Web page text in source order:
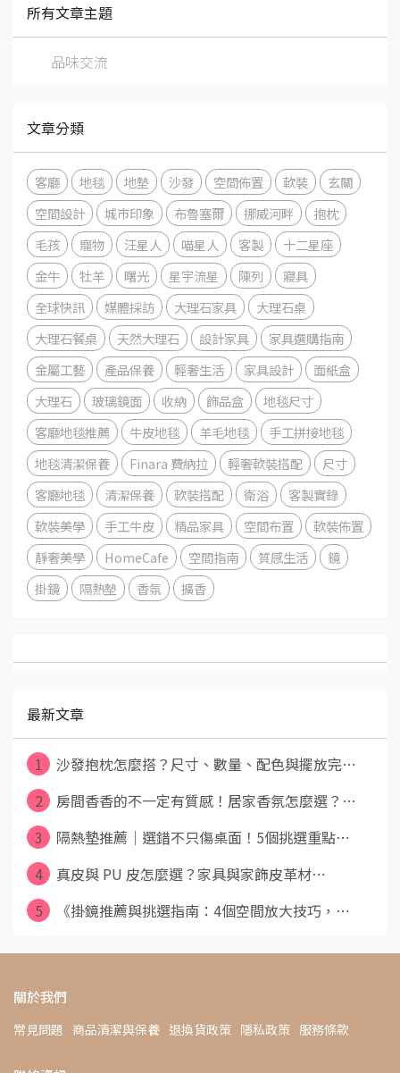
所有文章主題
品味交流
文章分類
客廳 地毯 地墊 沙發 空間佈置 軟裝
玄關
空間設計
城市印象 布魯塞爾 挪威河畔
抱枕
毛孩
寵物 汪星人 喵星人 客製
十二星座
金牛
牡羊 曙光 星宇流星 陳列
寢具
全球快訊
媒體採訪 大理石家具
大理石桌
大理石餐桌
天然大理石 設計家具
家具選購指南
金屬工藝
產品保養 輕奢生活 家具設計
面紙盒
大理石
玻璃鏡面 收納 飾品盒
地毯尺寸
客廳地毯推薦
牛皮地毯 羊毛地毯
手工拼接地毯
地毯清潔保養
Finara 費納拉 輕奢軟裝搭配
尺寸
客廳地毯
清潔保養 軟裝搭配 衛浴
客製實錄
軟裝美學
手工牛皮 精品家具 空間布置
軟裝佈置
靜奢美學
HomeCafe 空間指南 質感生活
鏡
掛鏡
隔熱墊 香氛 擴香
最新文章
1
沙發抱枕怎麼搭？尺寸、數量、配色與擺放完⋯
2
房間香香的不一定有質感！居家香氛怎麼選？⋯
3
隔熱墊推薦｜選錯不只傷桌面！5個挑選重點⋯
4
真皮與 PU 皮怎麼選？家具與家飾皮革材⋯
5
《掛鏡推薦與挑選指南：4個空間放大技巧，⋯
關於我們
常見問題 商品清潔與保養 退換貨政策 隱私政策 服務條款